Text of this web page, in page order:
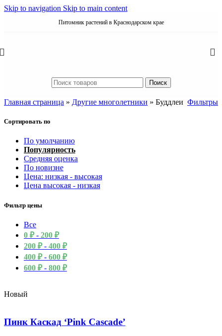
Skip to navigation Skip to main content
Питомник растений в Краснодарском крае
Поиск
Главная страница » Другие многолетники » Буддлеи Фильтры
Сортировать по
По умолчанию
Популярность
Средняя оценка
По новизне
Цена: низкая - высокая
Цена высокая - низкая
Фильтр цены
Все
0 ₽- 200 ₽
200 ₽- 400 ₽
400 ₽- 600 ₽
600 ₽- 800 ₽
Новый
Пинк Каскад ‘Pink Cascade’